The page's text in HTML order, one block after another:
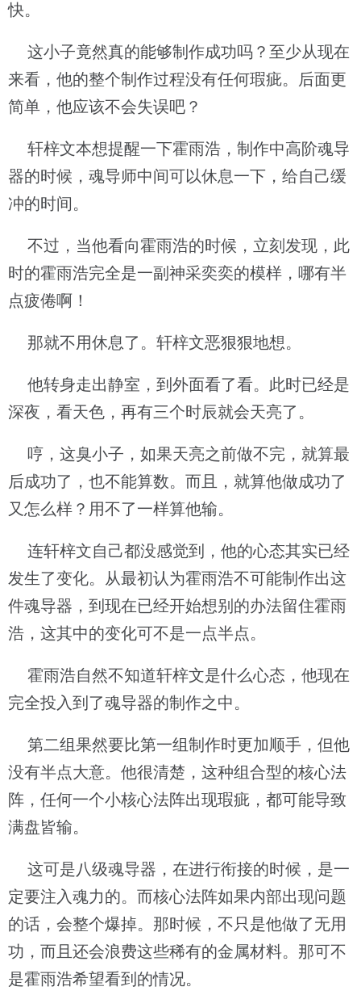
快。
这小子竟然真的能够制作成功吗？至少从现在
来看，他的整个制作过程没有任何瑕疵。后面更
简单，他应该不会失误吧？
轩梓文本想提醒一下霍雨浩，制作中高阶魂导
器的时候，魂导师中间可以休息一下，给自己缓
冲的时间。
不过，当他看向霍雨浩的时候，立刻发现，此
时的霍雨浩完全是一副神采奕奕的模样，哪有半
点疲倦啊！
那就不用休息了。轩梓文恶狠狠地想。
他转身走出静室，到外面看了看。此时已经是
深夜，看天色，再有三个时辰就会天亮了。
哼，这臭小子，如果天亮之前做不完，就算最
后成功了，也不能算数。而且，就算他做成功了
又怎么样？用不了一样算他输。
连轩梓文自己都没感觉到，他的心态其实已经
发生了变化。从最初认为霍雨浩不可能制作出这
件魂导器，到现在已经开始想别的办法留住霍雨
浩，这其中的变化可不是一点半点。
霍雨浩自然不知道轩梓文是什么心态，他现在
完全投入到了魂导器的制作之中。
第二组果然要比第一组制作时更加顺手，但他
没有半点大意。他很清楚，这种组合型的核心法
阵，任何一个小核心法阵出现瑕疵，都可能导致
满盘皆输。
这可是八级魂导器，在进行衔接的时候，是一
定要注入魂力的。而核心法阵如果内部出现问题
的话，会整个爆掉。那时候，不只是他做了无用
功，而且还会浪费这些稀有的金属材料。那可不
是霍雨浩希望看到的情况。